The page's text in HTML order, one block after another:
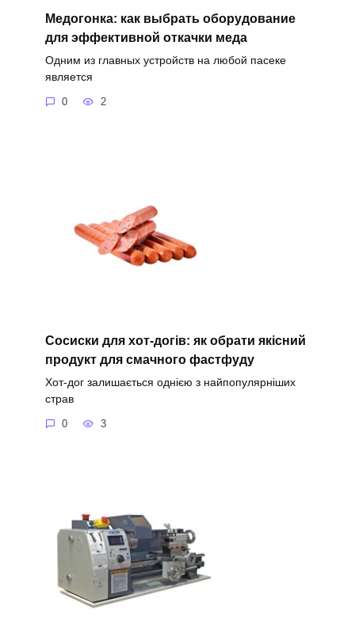
Медогонка: как выбрать оборудование
для эффективной откачки меда
Одним из главных устройств на любой пасеке
является
0 2
Сосиски для хот-догів: як обрати якісний
продукт для смачного фастфуду
Хот-дог залишається однією з найпопулярніших
страв
0 3